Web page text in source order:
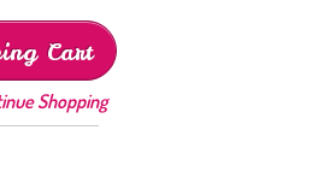
Shopping